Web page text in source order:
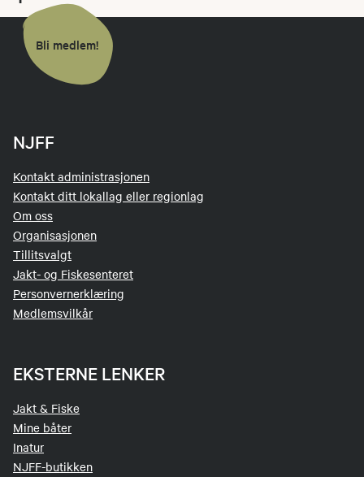
Bli medlem!
NJFF
Kontakt administrasjonen
Kontakt ditt lokallag eller regionlag
Om oss
Organisasjonen
Tillitsvalgt
Jakt- og Fiskesenteret
Personvernerklæring
Medlemsvilkår
EKSTERNE LENKER
Jakt & Fiske
Mine båter
Inatur
NJFF-butikken